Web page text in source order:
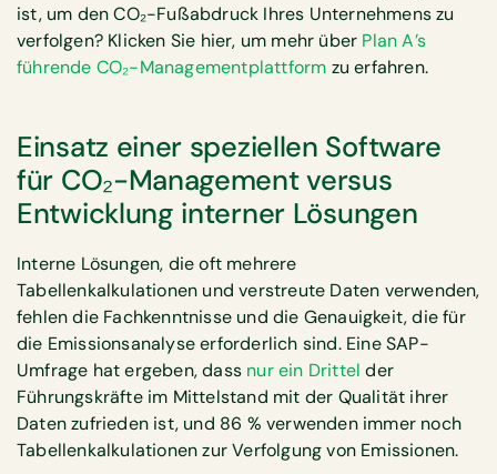
ist, um den CO₂-Fußabdruck Ihres Unternehmens zu
verfolgen? Klicken Sie hier, um mehr über Plan A’s
führende CO₂-Managementplattform zu erfahren.
Einsatz einer speziellen Software
für CO₂-Management versus
Entwicklung interner Lösungen
Interne Lösungen, die oft mehrere
Tabellenkalkulationen und verstreute Daten verwenden,
fehlen die Fachkenntnisse und die Genauigkeit, die für
die Emissionsanalyse erforderlich sind. Eine SAP-
Umfrage hat ergeben, dass nur ein Drittel der
Führungskräfte im Mittelstand mit der Qualität ihrer
Daten zufrieden ist, und 86 % verwenden immer noch
Tabellenkalkulationen zur Verfolgung von Emissionen.